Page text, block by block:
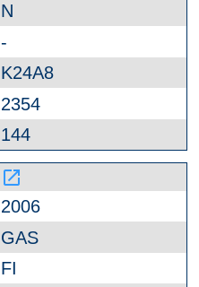
N
-
K24A8
2354
144
launch
2006
GAS
FI